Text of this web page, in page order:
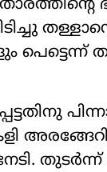
പെട്ടെന്ന്